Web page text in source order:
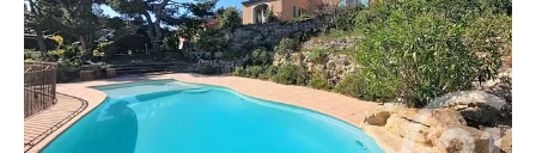
Maison à vendre
855 000 €
En vente avec votre agence CENTURY 21 Horizons,